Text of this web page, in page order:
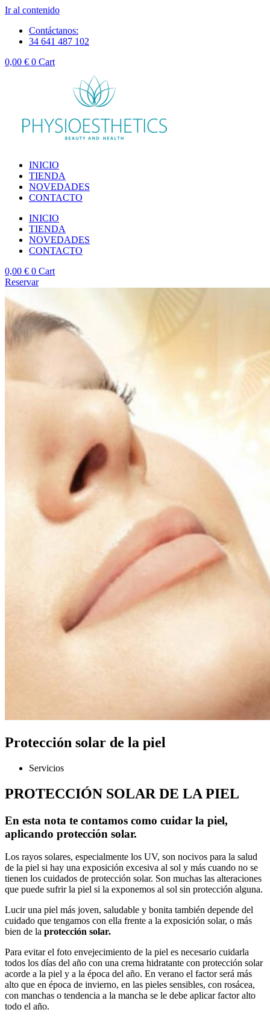
Ir al contenido
Contáctanos:
34 641 487 102
0,00 € 0 Cart
INICIO
TIENDA
NOVEDADES
CONTACTO
INICIO
TIENDA
NOVEDADES
CONTACTO
0,00 € 0 Cart
Reservar
Protección solar de la piel
Servicios
PROTECCIÓN SOLAR DE LA PIEL
En esta nota te contamos como cuidar la piel,
aplicando protección solar.
Los rayos solares, especialmente los UV, son nocivos para la salud
de la piel si hay una exposición excesiva al sol y más cuando no se
tienen los cuidados de protección solar. Son muchas las alteraciones
que puede sufrir la piel si la exponemos al sol sin protección alguna.
Lucir una piel más joven, saludable y bonita también depende del
cuidado que tengamos con ella frente a la exposición solar, o más
bien de la protección solar.
Para evitar el foto envejecimiento de la piel es necesario cuidarla
todos los días del año con una crema hidratante con protección solar
acorde a la piel y a la época del año. En verano el factor será más
alto que en época de invierno, en las pieles sensibles, con rosácea,
con manchas o tendencia a la mancha se le debe aplicar factor alto
todo el año.